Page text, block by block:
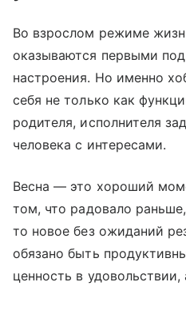
Во взрослом режиме
оказываются первыми
настроения. Но именно
себя не только как
родителя, исполнителя
человека с интересами.
Весна — это хороший
том, что радовало
то новое без ожиданий
обязано быть
ценность в удовольствии,